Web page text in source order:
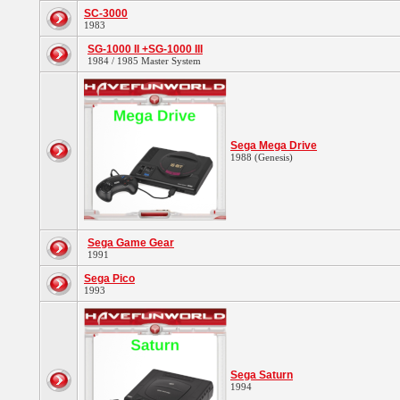
SC-3000
1983
SG-1000 II +SG-1000 III
1984 / 1985 Master System
Sega Mega Drive
1988 (Genesis)
Sega Game Gear
1991
Sega Pico
1993
Sega Saturn
1994